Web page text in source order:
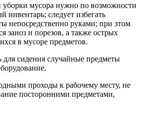
мусора нужно по возможности
инвентарь; следует избегать
непосредственно руками; при этом
заноз и порезов, а также острых
в мусоре предметов.
для сидения случайные предметы
проходы к рабочему месту, не
посторонними предметами,